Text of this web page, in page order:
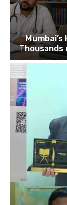
Thousands